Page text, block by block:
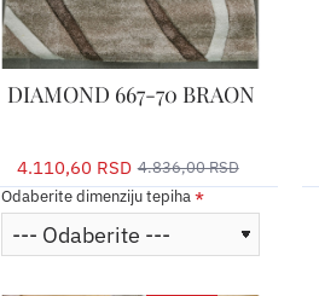
DIAMOND 667-70 BRAON
4.110,60 RSD 4.836,00 RSD
Odaberite dimenziju tepiha